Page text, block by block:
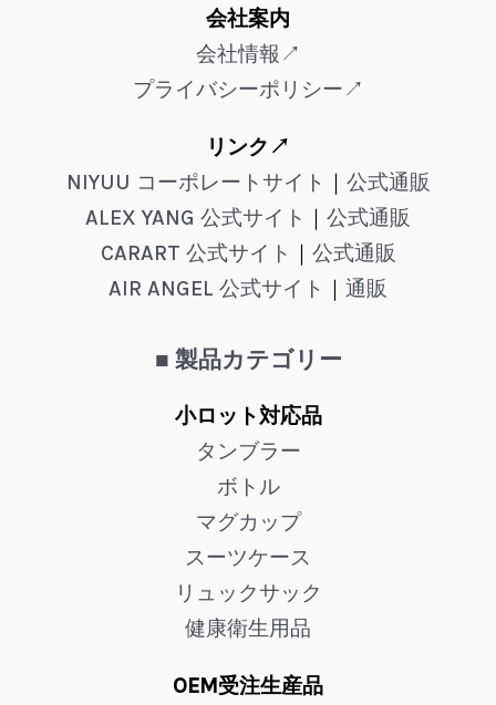
会社案内
会社情報↗
プライバシーポリシー↗
リンク↗
NIYUU コーポレートサイト ｜ 公式通販
ALEX YANG 公式サイト ｜ 公式通販
CARART 公式サイト ｜ 公式通販
AIR ANGEL 公式サイト ｜ 通販
■ 製品カテゴリー
小ロット対応品
タンブラー
ボトル
マグカップ
スーツケース
リュックサック
健康衛生用品
OEM受注生産品